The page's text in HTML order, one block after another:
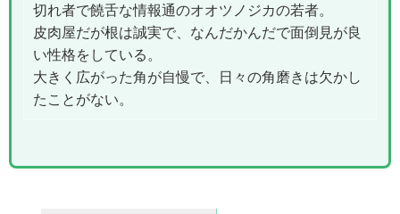
切れ者で饒舌な情報通のオオツノジカの若者。
皮肉屋だが根は誠実で、なんだかんだで面倒見が良
い性格をしている。
大きく広がった角が自慢で、日々の角磨きは欠かし
たことがない。